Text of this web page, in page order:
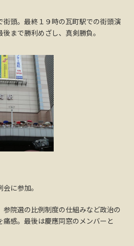
街頭。最終１９時の瓦町駅での街頭演
まで勝利めざし、真剣勝負。
に参加。
院選の比例制度の仕組みなど政治の
感。最後は慶應同窓のメンバーと